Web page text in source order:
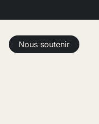
Nous soutenir